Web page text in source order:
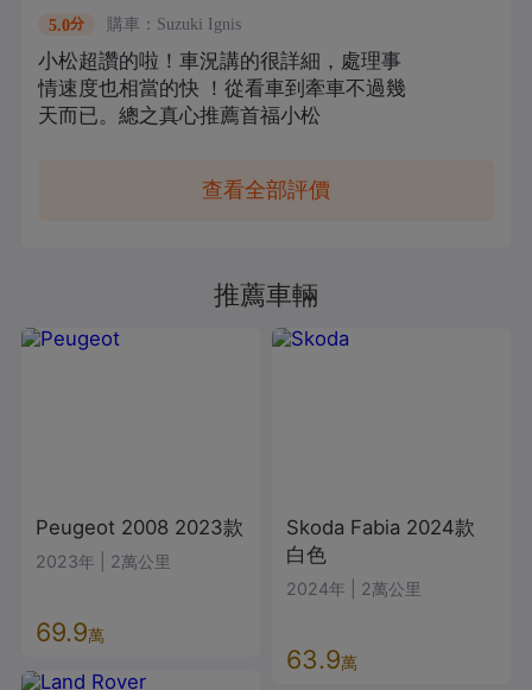
5.0分 購車： Suzuki Ignis
小松超讚的啦！車況講的很詳細，處理事
情速度也相當的快 ！從看車到牽車不過幾
天而已。總之真心推薦首福小松
查看全部評價
推薦車輛
Peugeot 2008 2023款
2023年 2萬公里
69.9萬
Skoda Fabia 2024款
白色
2024年 2萬公里
63.9萬